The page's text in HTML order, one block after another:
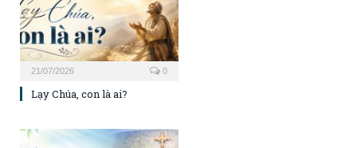
21/07/2026 0
Lạy Chúa, con là ai?